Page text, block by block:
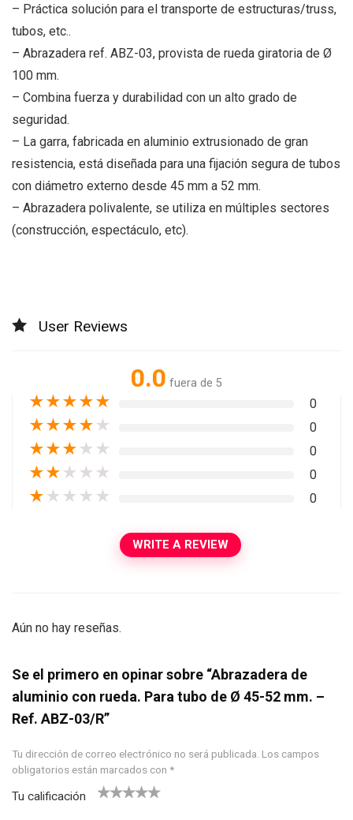
– Práctica solución para el transporte de estructuras/truss,
tubos, etc..
– Abrazadera ref. ABZ-03, provista de rueda giratoria de Ø
100 mm.
– Combina fuerza y durabilidad con un alto grado de
seguridad.
– La garra, fabricada en aluminio extrusionado de gran
resistencia, está diseñada para una fijación segura de tubos
con diámetro externo desde 45 mm a 52 mm.
– Abrazadera polivalente, se utiliza en múltiples sectores
(construcción, espectáculo, etc).
User Reviews
0.0 fuera de 5
★★★★★ 0
★★★★ ★ 0
★★★ ★ ★ 0
★★ ★ ★ ★ 0
★ ★ ★ ★ ★ 0
WRITE A REVIEW
Aún no hay reseñas.
Se el primero en opinar sobre “Abrazadera de
aluminio con rueda. Para tubo de Ø 45-52 mm. –
Ref. ABZ-03/R”
Tu dirección de correo electrónico no será publicada. Los campos
obligatorios están marcados con *
Tu calificación